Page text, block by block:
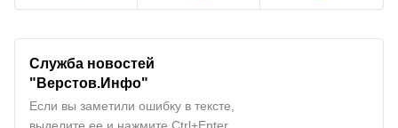
Служба новостей
"Верстов.Инфо"
Если вы заметили ошибку в тексте,
выделите ее и нажмите Ctrl+Enter